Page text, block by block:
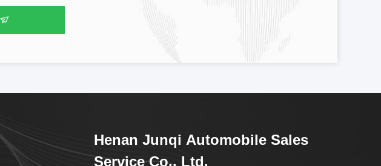
Henan Junqi Automobile Sales
Service Co., Ltd.